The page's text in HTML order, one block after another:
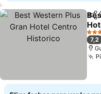
4
7,2